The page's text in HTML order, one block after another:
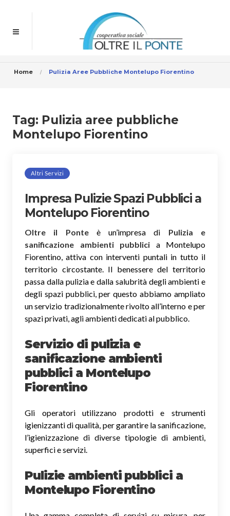
Home Pulizia Aree Pubbliche Montelupo Fiorentino
Tag: Pulizia aree pubbliche
Montelupo Fiorentino
Altri Servizi
Impresa Pulizie Spazi Pubblici a
Montelupo Fiorentino
Oltre il Ponteè un’impresa di Pulizia e
sanificazione ambienti pubblici a Montelupo
Fiorentino, attiva con interventi puntali in tutto il
territorio circostante. Il benessere del territorio
passa dalla pulizia e dalla salubrità degli ambienti e
degli spazi pubblici, per questo abbiamo ampliato
un servizio tradizionalmente rivolto all’interno e per
spazi privati, agli ambienti dedicati al pubblico.
Servizio di pulizia e
sanificazione ambienti
pubblici a Montelupo
Fiorentino
Gli operatori utilizzano prodotti e strumenti
igienizzanti di qualità, per garantire la sanificazione,
l’igienizzazione di diverse tipologie di ambienti,
superfici e servizi.
Pulizie ambienti pubblici a
Montelupo Fiorentino